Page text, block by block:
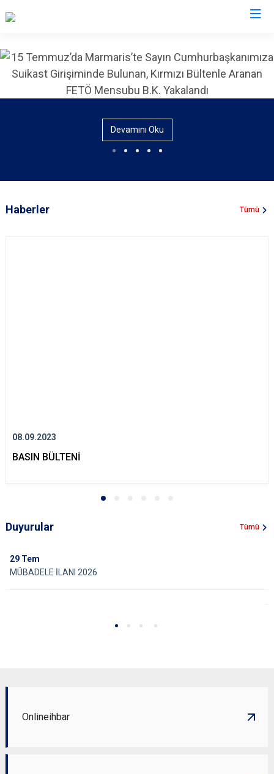
Devamını Oku
Haberler Tümü
08.09.2023
BASIN BÜLTENİ
Duyurular Tümü
29 Tem
MÜBADELE İLANI 2026
Onlineihbar